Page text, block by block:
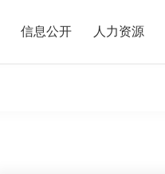
信息公开 人力资源